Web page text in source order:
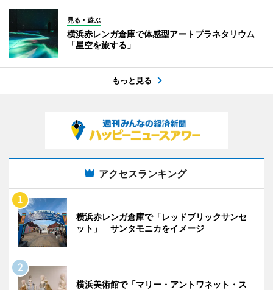
見る・遊ぶ
横浜赤レンガ倉庫で体感型アートプラネタリウム
「星空を旅する」
もっと見る
アクセスランキング
横浜赤レンガ倉庫で「レッドブリックサンセ
ット」 サンタモニカをイメージ
横浜美術館で「マリー・アントワネット・ス